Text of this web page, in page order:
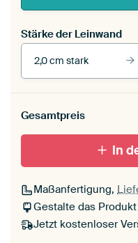
Stärke der Leinwand
2,0 cm stark
Mit
schwarz
Leinwand für
Gesamtpreis
In
Maßanfertigung,
Gestalte das
Jetzt kostenloser